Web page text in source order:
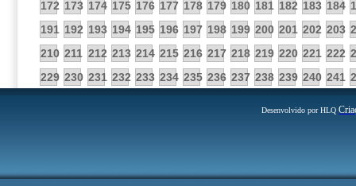
172 173 174 175 176 177 178 179 180 181 182 183 184
191 192 193 194 195 196 197 198 199 200 201 202 203
210 211 212 213 214 215 216 217 218 219 220 221 222
229 230 231 232 233 234 235 236 237 238 239 240 241
Desenvolvido por HLQ